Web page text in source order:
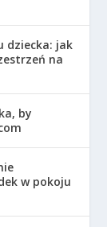
dziecka: jak
na
by
w pokoju